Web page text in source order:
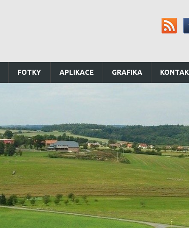
FOTKY APLIKACE GRAFIKA